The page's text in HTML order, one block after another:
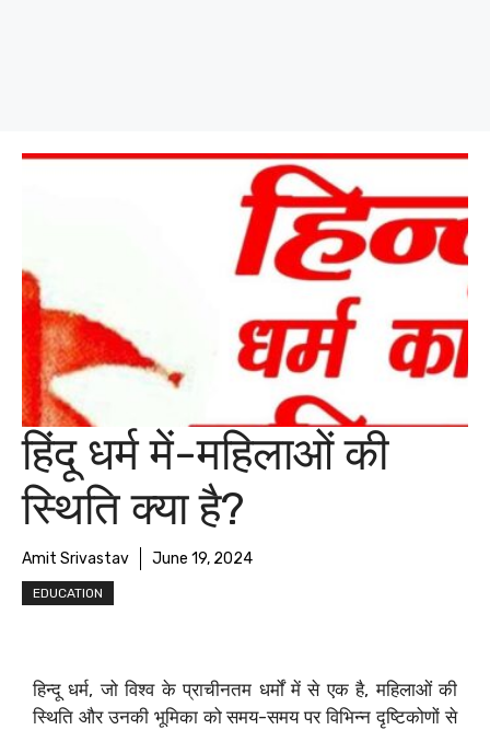
हिंदू धर्म में-महिलाओं की
स्थिति क्या है?
Amit Srivastav June 19, 2024
EDUCATION
हिन्दू धर्म, जो विश्व के प्राचीनतम धर्मों में से एक है, महिलाओं की
स्थिति और उनकी भूमिका को समय-समय पर विभिन्न दृष्टिकोणों से